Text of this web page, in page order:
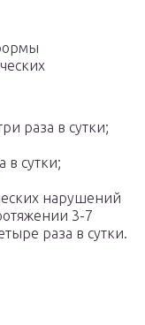
раза в сутки;
в сутки;
нарушений
3-7
раза в сутки.